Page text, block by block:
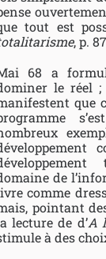
tout est
, p.
68 a
le réel
que
de
comme
pointant
lecture de d’A
à des